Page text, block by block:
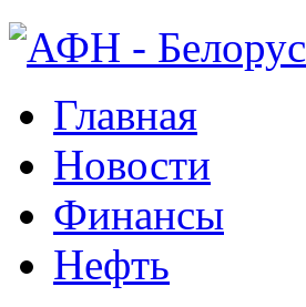
Главная
Новости
Финансы
Нефть